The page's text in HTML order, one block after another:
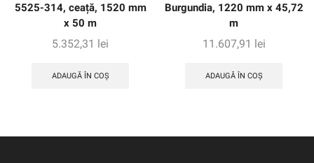
5525-314, ceață, 1520 mm
x 50 m
5.352,31 lei
ADAUGĂ ÎN COȘ
Burgundia, 1220 mm x 45,72
m
11.607,91 lei
ADAUGĂ ÎN COȘ